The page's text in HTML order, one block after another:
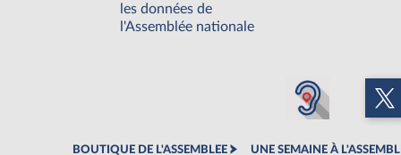
les données de
l'Assemblée nationale
BOUTIQUE DE L'ASSEMBLEE UNE SEMAINE À